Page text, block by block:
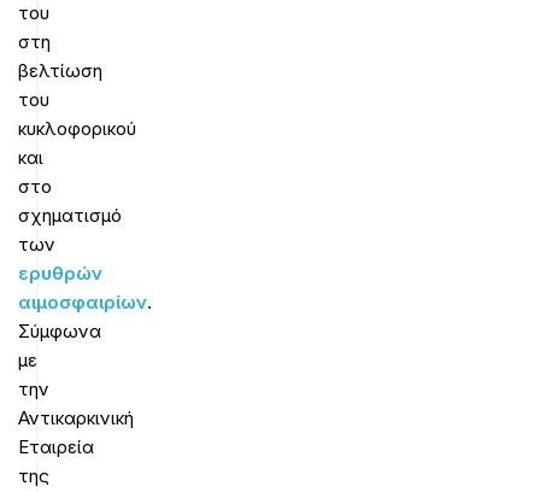
του
στη
βελτίωση
του
κυκλοφορικού
και
στο
σχηματισμό
των
ερυθρών
αιμοσφαιρίων.
Σύμφωνα
με
την
Αντικαρκινική
Εταιρεία
της